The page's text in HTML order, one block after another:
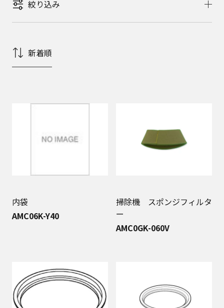
絞り込み
新着順
内袋
AMC06K-Y40
掃除機 スポンジフィルタ
ー
AMC0GK-060V